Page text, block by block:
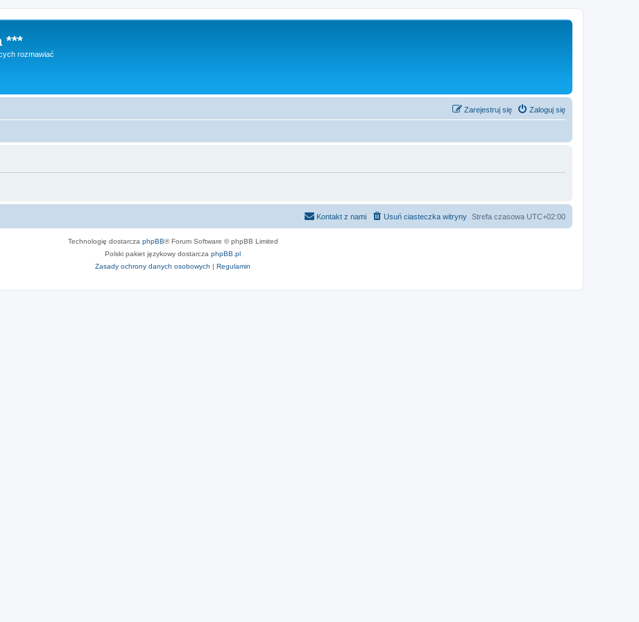
***
rozmawiać
Zaloguj się
Zarejestruj się
Strefa czasowa UTC+02:00
Usuń ciasteczka witryny
Kontakt z nami
Technologię dostarcza phpBB® Forum Software © phpBB Limited
Polski pakiet językowy dostarcza phpBB.pl
Zasady ochrony danych osobowych | Regulamin